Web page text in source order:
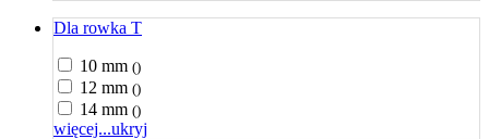
Dla rowka T
10 mm ()
12 mm ()
14 mm ()
więcej...ukryj